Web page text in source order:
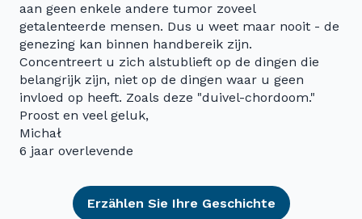
aan geen enkele andere tumor zoveel
getalenteerde mensen. Dus u weet maar nooit - de
genezing kan binnen handbereik zijn.
Concentreert u zich alstublieft op de dingen die
belangrijk zijn, niet op de dingen waar u geen
invloed op heeft. Zoals deze "duivel-chordoom."
Proost en veel geluk,
Michał
6 jaar overlevende
Erzählen Sie Ihre Geschichte